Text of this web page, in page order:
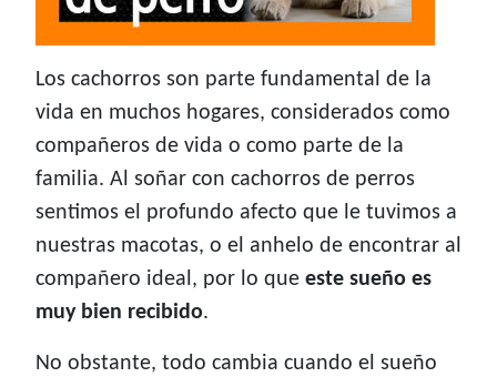
Los cachorros son parte fundamental de la
vida en muchos hogares, considerados como
compañeros de vida o como parte de la
familia. Al soñar con cachorros de perros
sentimos el profundo afecto que le tuvimos a
nuestras macotas, o el anhelo de encontrar al
compañero ideal, por lo que este sueño es
muy bien recibido.
No obstante, todo cambia cuando el sueño